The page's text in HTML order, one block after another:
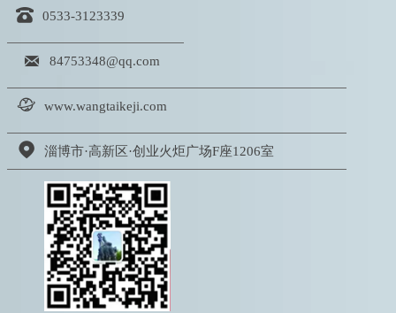
 0533-3123339
 84753348@qq.com
 www.wangtaikeji.com
 淄博市·高新区·创业火炬广场F座1206室